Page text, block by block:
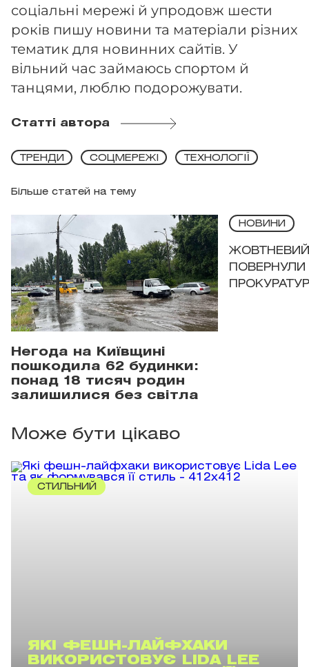
соціальні мережі й упродовж шести
років пишу новини та матеріали різних
тематик для новинних сайтів. У
вільний час займаюсь спортом й
танцями, люблю подорожувати.
Статті автора
Більше статей на тему
ТРЕНДИ СОЦМЕРЕЖІ ТЕХНОЛОГІЇ
Негода на Київщині
пошкодила 62 будинки:
понад 18 тисяч родин
залишилися без світла
НОВИНИ
ЖОВТНЕВИЙ
ПОВЕРНУЛИ
Може бути цікаво
СТИЛЬНИЙ
ЯКІ ФЕШН-ЛАЙФХАКИ
ВИКОРИСТОВУЄ LIDA LEE